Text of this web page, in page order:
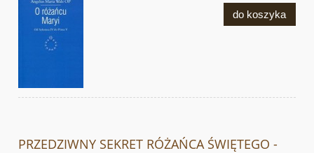
do koszyka
PRZEDZIWNY SEKRET RÓŻAŃCA ŚWIĘTEGO -